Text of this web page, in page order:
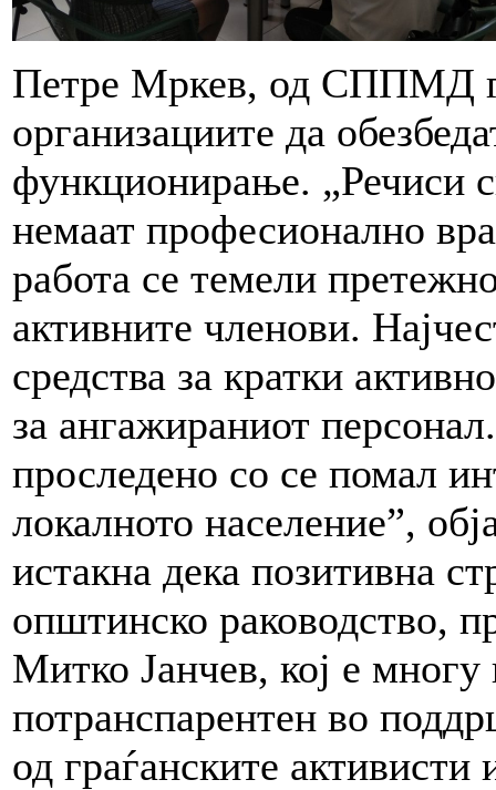
Петре Мркев, од СППМД
организациите да
функционирање. „Речиси
немаат професионално
работа се темели
активните членови.
средства за кратки
за ангажираниот
проследено со се помал
локалното население”,
истакна дека позитивна
општинско раководство,
Митко Јанчев, кој е многу
потранспарентен во
од граѓанските активисти